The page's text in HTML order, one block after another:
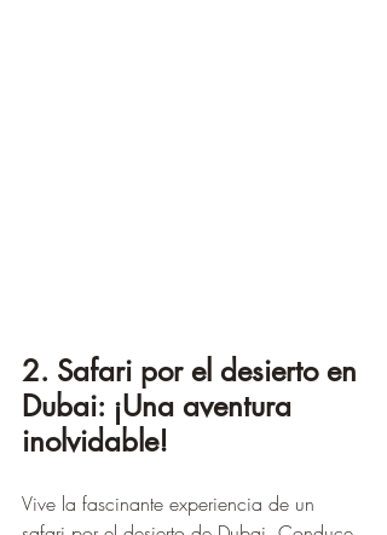
2. Safari por el desierto en
Dubai: ¡Una aventura
inolvidable!
Vive la fascinante experiencia de un